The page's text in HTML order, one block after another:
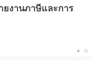
ยงานภาษีและการ